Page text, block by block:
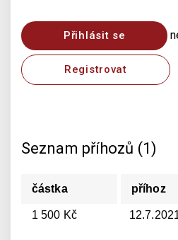
Přihlásit se
Registrovat
Seznam příhozů (1)
částka příhoz
1 500 Kč